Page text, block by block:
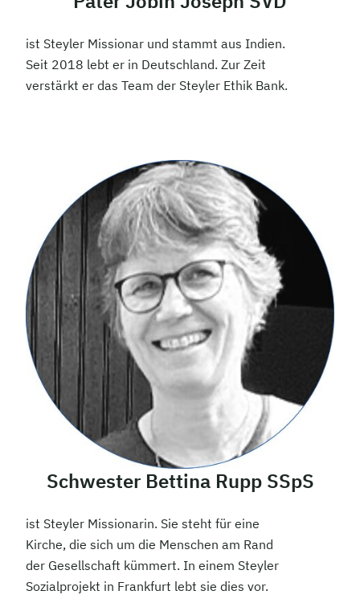
ist Steyler Missionar und stammt aus Indien.
Seit 2018 lebt er in Deutschland. Zur Zeit
verstärkt er das Team der Steyler Ethik Bank.
Schwester Bettina Rupp SSpS
ist Steyler Missionarin. Sie steht für eine
Kirche, die sich um die Menschen am Rand
der Gesellschaft kümmert. In einem Steyler
Sozialprojekt in Frankfurt lebt sie dies vor.